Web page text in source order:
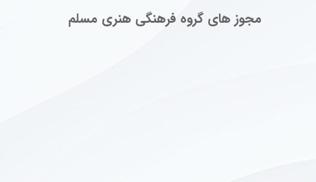
مجوز های گروه فرهنگی هنری مسلم